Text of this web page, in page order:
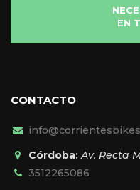
EN
CONTACTO
Córdoba:Av. Recta
3512265086